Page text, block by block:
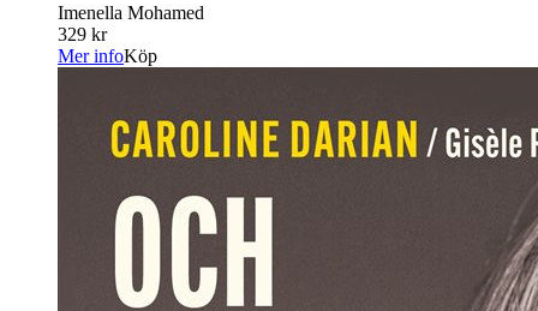
Imenella Mohamed
329 kr
Mer infoKöp